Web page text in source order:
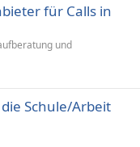
für Calls in
und
Schule/Arbeit